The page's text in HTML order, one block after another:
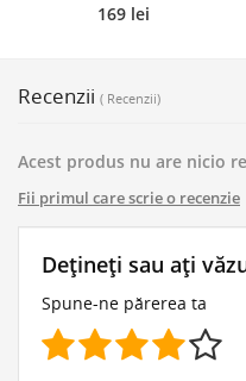
169 lei
Recenzii ( Recenzii)
Acest produs nu are nicio
Fii primul care scrie o recenzie
Dețineți sau ați
Spune-ne părerea ta